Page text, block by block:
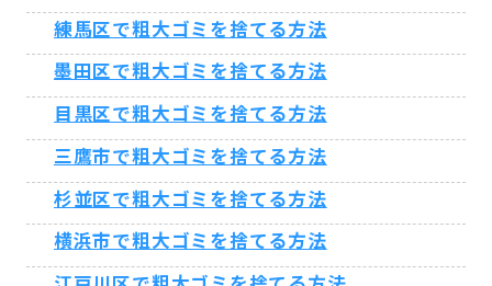
練馬区で粗大ゴミを捨てる方法
墨田区で粗大ゴミを捨てる方法
目黒区で粗大ゴミを捨てる方法
三鷹市で粗大ゴミを捨てる方法
杉並区で粗大ゴミを捨てる方法
横浜市で粗大ゴミを捨てる方法